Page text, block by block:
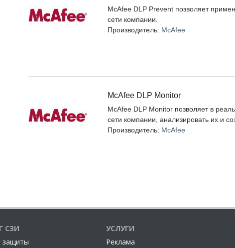
McAfee DLP Prevent позволяет
сети компании.
Производитель: McAfee
McAfee DLP Monitor
McAfee DLP Monitor позволяет в
сети компании, анализировать их и
Производитель: McAfee
СЗИ
защиты
УСЛУГИ
Реклама